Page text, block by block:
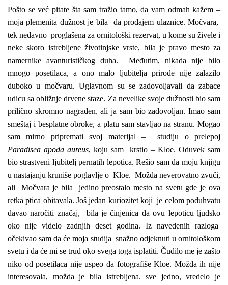
Pošto se već pitate šta sam tražio tamo, da vam odmah kažem –
moja plemenita dužnost je bila da prodajem ulaznice. Močvara,
tek nedavno proglašena za ornitološki rezervat, u kome su živele i
neke skoro istrebljene životinjske vrste, bila je pravo mesto za
namernike avanturističkog duha. Međutim, nikada nije bilo
mnogo posetilaca, a ono malo ljubitelja prirode nije zalazilo
duboko u močvaru. Uglavnom su se zadovoljavali da zabace
udicu sa obližnje drvene staze. Za nevelike svoje dužnosti bio sam
prilično skromno nagrađen, ali ja sam bio zadovoljan. Imao sam
smeštaj i besplatne obroke, a platu sam stavljao na stranu. Mogao
sam mirno pripremati svoj materijal – studiju o prelepoj
Paradisea apoda aureus, koju sam krstio – Kloe. Oduvek sam
bio strastveni ljubitelj pernatih lepotica. Rešio sam da moju knjigu
u nastajanju kruniše poglavlje o Kloe. Možda neverovatno zvuči,
ali Močvara je bila jedino preostalo mesto na svetu gde je ova
retka ptica obitavala. Još jedan kuriozitet koji je celom poduhvatu
davao naročiti značaj, bila je činjenica da ovu lepoticu ljudsko
oko nije videlo zadnjih deset godina. Iz navedenih razloga
očekivao sam da će moja studija snažno odjeknuti u ornitološkom
svetu i da će mi se trud oko svega toga isplatiti. Čudilo me je zašto
niko od posetilaca nije uspeo da fotografiše Kloe. Možda ih nije
interesovala, možda je bila istrebljena. sve jedno, vredelo je